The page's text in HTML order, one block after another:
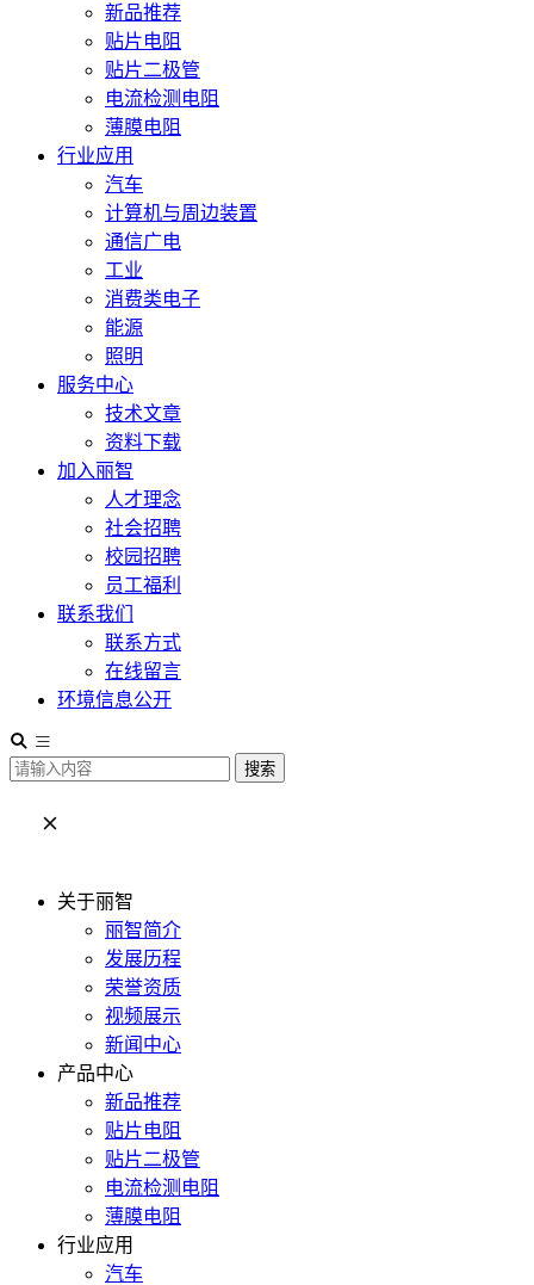
新品推荐
贴片电阻
贴片二极管
电流检测电阻
薄膜电阻
行业应用
汽车
计算机与周边装置
通信广电
工业
消费类电子
能源
照明
服务中心
技术文章
资料下载
加入丽智
人才理念
社会招聘
校园招聘
员工福利
联系我们
联系方式
在线留言
环境信息公开
搜索
关于丽智
丽智简介
发展历程
荣誉资质
视频展示
新闻中心
产品中心
新品推荐
贴片电阻
贴片二极管
电流检测电阻
薄膜电阻
行业应用
汽车